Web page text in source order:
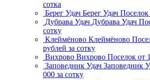
сотка
Берег Удач Берег Удач Поселок
Дубрава Удач Дубрава Удач
сотку
Клеймёново Клеймёново
рублей за сотку
Вихрово Вихрово Поселок от
Заповедник Удач Заповедник
000 за сотку